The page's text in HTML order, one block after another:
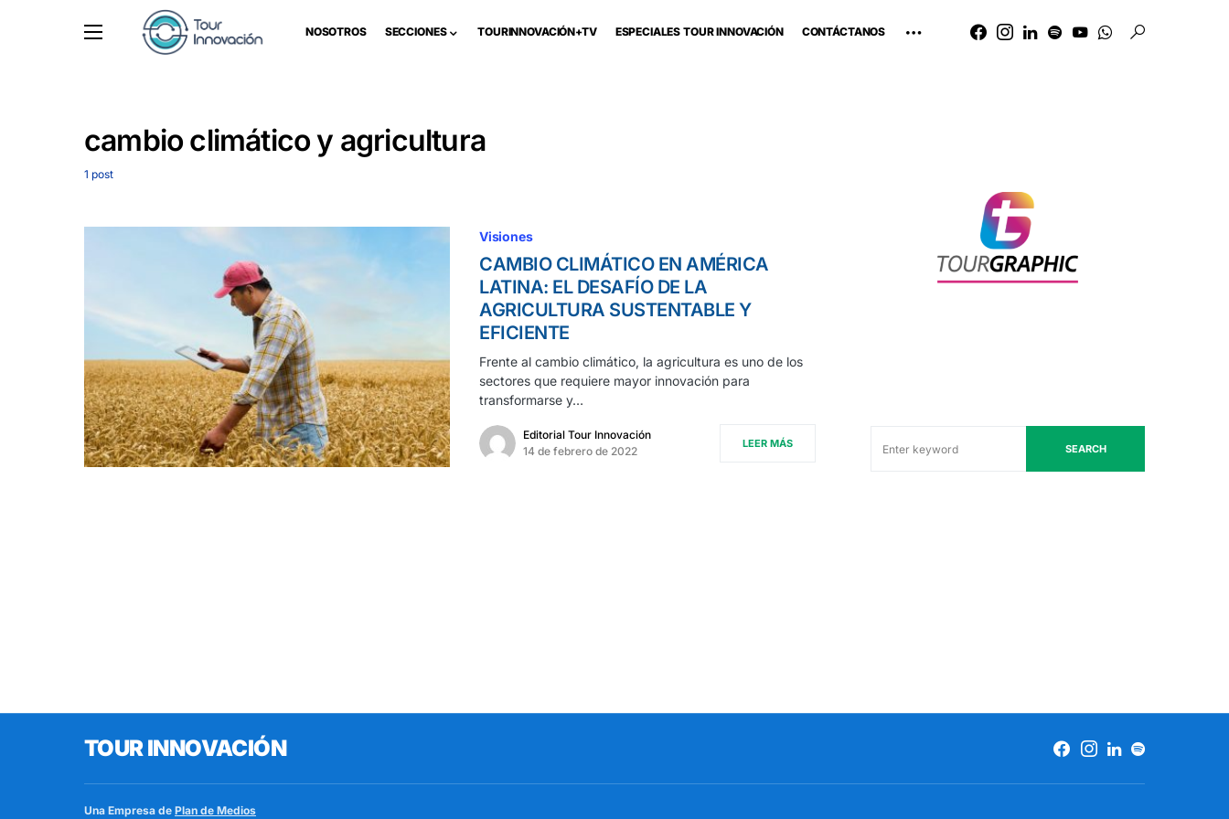
NOSOTROS SECCIONES TOURINNOVACIÓN+TV ESPECIALES TOUR INNOVACIÓN CONTÁCTANOS
cambio climático y agricultura
1 post
Visiones
CAMBIO CLIMÁTICO EN AMÉRICA
LATINA: EL DESAFÍO DE LA
AGRICULTURA SUSTENTABLE Y
EFICIENTE
Frente al cambio climático, la agricultura es uno de los
sectores que requiere mayor innovación para
transformarse y…
Editorial Tour Innovación
14 de febrero de 2022
LEER MÁS SEARCH
TOUR INNOVACIÓN
Una Empresa de Plan de Medios